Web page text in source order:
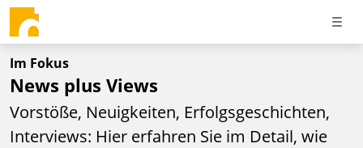
Im Fokus
News plus Views
Vorstöße, Neuigkeiten, Erfolgsgeschichten,
Interviews: Hier erfahren Sie im Detail, wie